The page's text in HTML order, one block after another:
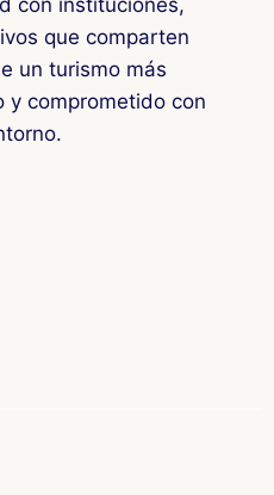
con instituciones,
que comparten
un turismo más
y comprometido con